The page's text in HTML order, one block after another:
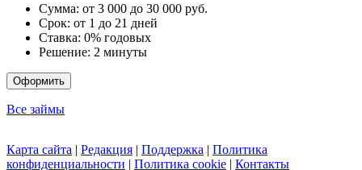
Сумма: от 3 000 до 30 000 руб.
Срок: от 1 до 21 дней
Ставка: 0% годовых
Решение: 2 минуты
Оформить
Все займы
Карта сайта | Редакция | Поддержка | Политика
конфиденциальности | Политика cookie | Контакты